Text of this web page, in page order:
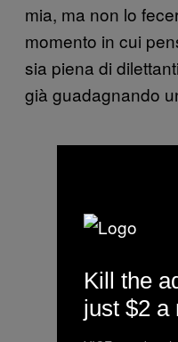
mia, ma non lo
momento in cui
sia piena di
già guadagnando
Kill the
just $2 a